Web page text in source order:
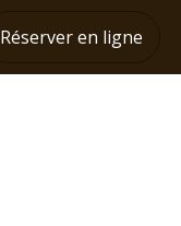
Réserver en ligne